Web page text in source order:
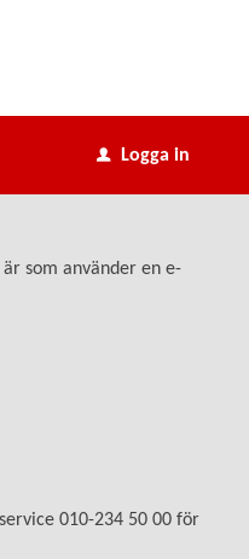
u Logga in
som använder en e-
010-234 50 00 för